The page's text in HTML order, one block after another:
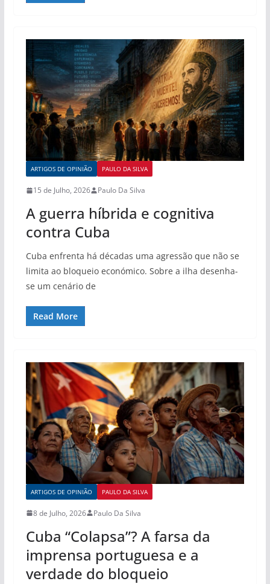
ARTIGOS DE OPINIÃO PAULO DA SILVA
15 de Julho, 2026 Paulo Da Silva
A guerra híbrida e cognitiva
contra Cuba
Cuba enfrenta há décadas uma agressão que não se
limita ao bloqueio económico. Sobre a ilha desenha-
se um cenário de
Read More
ARTIGOS DE OPINIÃO PAULO DA SILVA
8 de Julho, 2026 Paulo Da Silva
Cuba “Colapsa”? A farsa da
imprensa portuguesa e a
verdade do bloqueio